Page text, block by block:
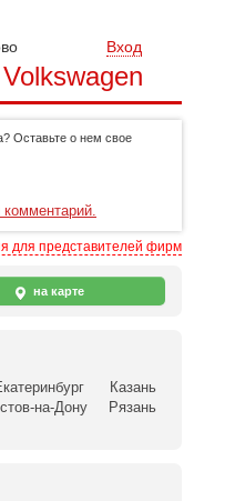
Вход
Оставьте о нем свое
комментарий.
для представителей фирм
на карте
Казань
на-Дону
Рязань